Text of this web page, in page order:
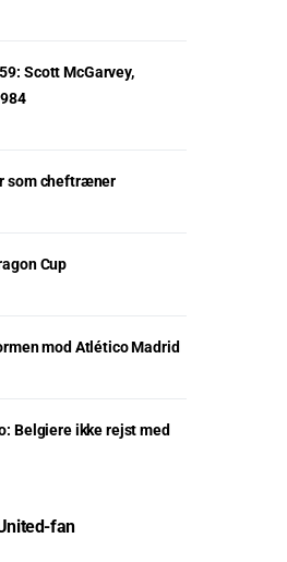
Scott McGarvey,
som cheftræner
Cup
mod Atlético Madrid
Belgiere ikke rejst med
fan